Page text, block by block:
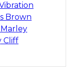
Brown
Cliff